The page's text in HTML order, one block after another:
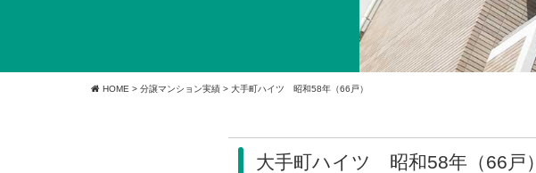
HOME > 分譲マンション実績 > 大手町ハイツ 昭和58年（66戸）
大手町ハイツ 昭和58年（66戸）